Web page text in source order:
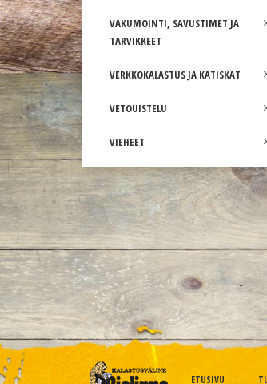
VAKUMOINTI, SAVUSTIMET JA
TARVIKKEET
VERKKOKALASTUS JA KATISKAT
VETOUISTELU
VIEHEET
ETUSIVU